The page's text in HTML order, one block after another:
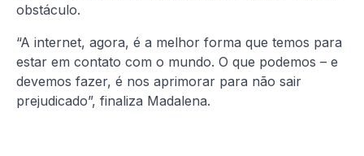
obstáculo.
“A internet, agora, é a melhor forma que temos para
estar em contato com o mundo. O que podemos – e
devemos fazer, é nos aprimorar para não sair
prejudicado”, finaliza Madalena.